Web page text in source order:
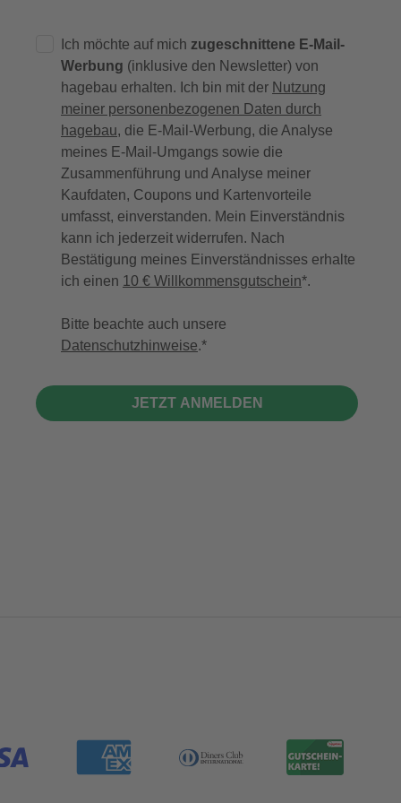
Ich möchte auf mich zugeschnittene E-Mail-
Werbung (inklusive den Newsletter) von
hagebau erhalten. Ich bin mit der Nutzung
meiner personenbezogenen Daten durch
hagebau, die E-Mail-Werbung, die Analyse
meines E-Mail-Umgangs sowie die
Zusammenführung und Analyse meiner
Kaufdaten, Coupons und Kartenvorteile
umfasst, einverstanden. Mein Einverständnis
kann ich jederzeit widerrufen. Nach
Bestätigung meines Einverständnisses erhalte
ich einen 10 € Willkommensgutschein*.
Bitte beachte auch unsere
Datenschutzhinweise.
JETZT ANMELDEN